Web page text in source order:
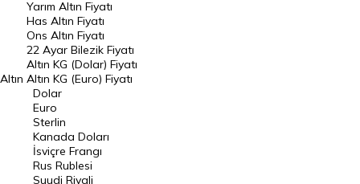
DÖVİZ
Döviz Kuru
Dolar Kuru
Euro Kuru
Pound Kuru
Frank Kuru
Riyal Kuru
Altın
Yarım Altın Fiyatı
Has Altın Fiyatı
Ons Altın Fiyatı
22 Ayar Bilezik Fiyatı
Altın KG (Dolar) Fiyatı
Altın KG (Euro) Fiyatı
Dolar
Euro
Sterlin
Kanada Doları
İsviçre Frangı
Rus Rublesi
Suudi Riyali